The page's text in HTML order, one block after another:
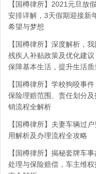
【国樽律所】2021元旦放假
安排详解，3天假期迎接新
希望与梦想
【国樽律所】深度解析，我
残疾人补贴政策及优化建议
保障基本生活，提升生活质
【国樽律所】学校狗咬事件
保险理赔范围、责任划分及
销流程全解析
【国樽律所】夫妻车辆过
用解析及办理流程全攻略
【国樽律所】揭秘套牌车事
处理与保险赔偿，车主维权